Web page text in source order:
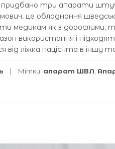
придбано три апарати
це обладнання
медикам як з дорослими,
використання і
ліжка пацієнта в іншу
Мітки: апарат ШВЛ